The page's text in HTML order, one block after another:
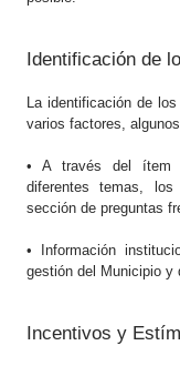
Identificación de
La identificación de
varios factores,
• A través del ítem
diferentes temas,
sección de preguntas
• Información
gestión del Municipio y
Incentivos y